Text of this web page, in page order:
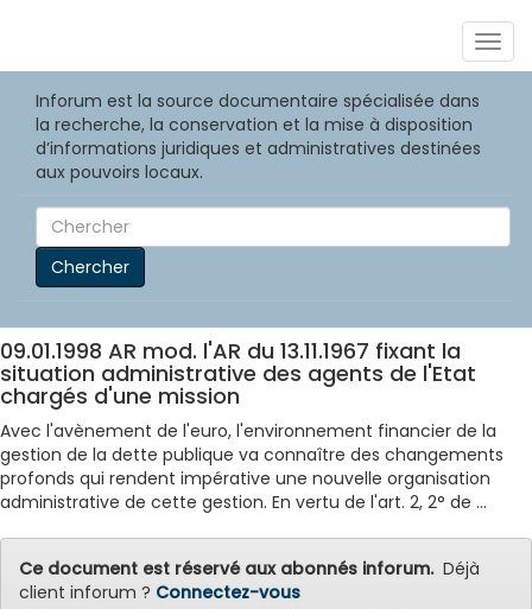
Inforum est la source documentaire spécialisée dans
la recherche, la conservation et la mise à disposition
d’informations juridiques et administratives destinées
aux pouvoirs locaux.
Chercher
09.01.1998 AR mod. l'AR du 13.11.1967 fixant la
situation administrative des agents de l'Etat
chargés d'une mission
Avec l'avènement de l'euro, l'environnement financier de la
gestion de la dette publique va connaître des changements
profonds qui rendent impérative une nouvelle organisation
administrative de cette gestion. En vertu de l'art. 2, 2° de ...
Ce document est réservé aux abonnés inforum.Déjà
client inforum ? Connectez-vous